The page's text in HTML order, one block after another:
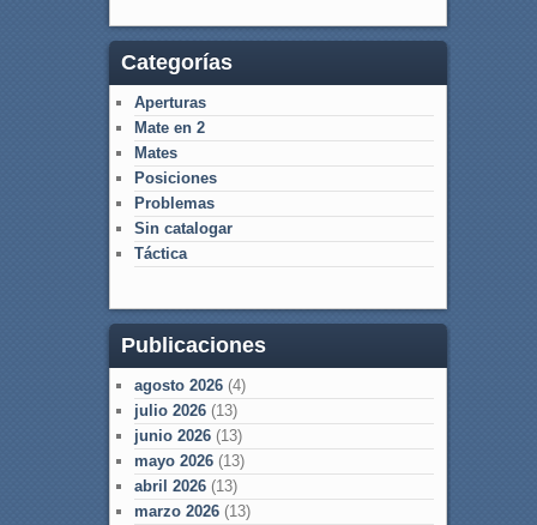
Categorías
Aperturas
Mate en 2
Mates
Posiciones
Problemas
Sin catalogar
Táctica
Publicaciones
agosto 2026(4)
julio 2026(13)
junio 2026(13)
mayo 2026(13)
abril 2026(13)
marzo 2026(13)